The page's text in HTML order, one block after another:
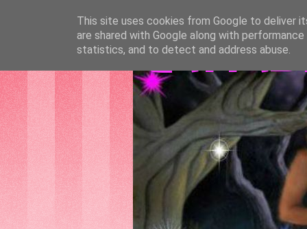
This site uses cookies from Google to deliver
are shared with Google along with
statistics, and to detect and address abuse.